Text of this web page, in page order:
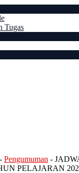
Tugas
- Pengumuman -
PELAJARAN